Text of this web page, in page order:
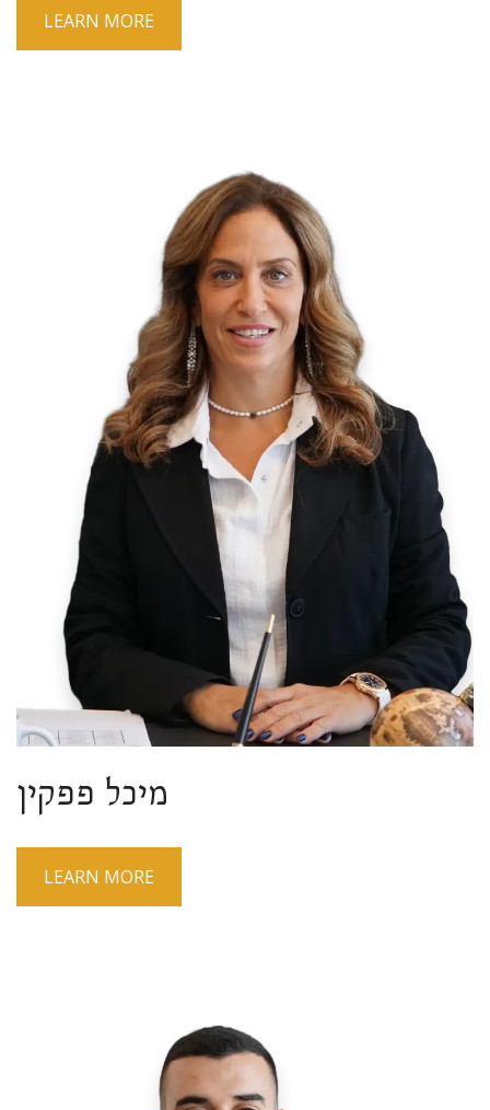
LEARN MORE
מיכל פפקין
LEARN MORE